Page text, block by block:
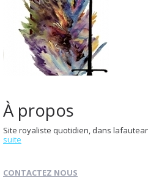
À propos
Site royaliste quotidien, dans
suite
CONTACTEZ NOUS